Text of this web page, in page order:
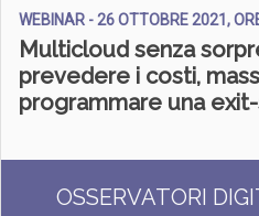
WEBINAR - 26 OTTOBRE 2021,
Multicloud senza
prevedere i costi,
programmare una
OSSERVATORI